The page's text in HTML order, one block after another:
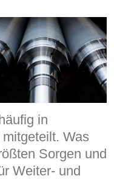
in
Was
Sorgen und
Weiter- und